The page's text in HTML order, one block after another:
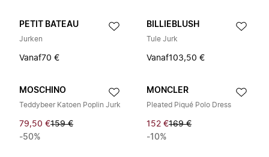
PETIT BATEAU
Jurken
Vanaf70 €
BILLIEBLUSH
Tule Jurk
Vanaf103,50 €
MOSCHINO
Teddybeer Katoen Poplin Jurk
79,50 €159 €
-50%
MONCLER
Pleated Piqué Polo Dress
152 €169 €
-10%